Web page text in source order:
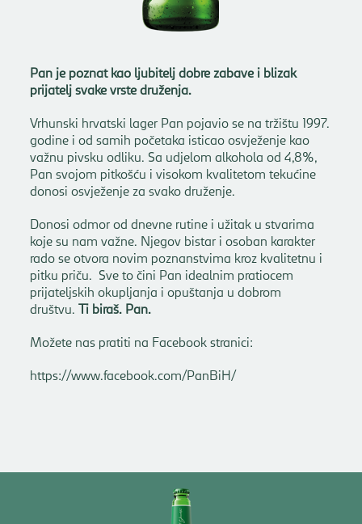
Pan je poznat kao ljubitelj dobre zabave i blizak
prijatelj svake vrste druženja.
Vrhunski hrvatski lager Pan pojavio se na tržištu 1997.
godine i od samih početaka isticao osvježenje kao
važnu pivsku odliku. Sa udjelom alkohola od 4,8%,
Pan svojom pitkošću i visokom kvalitetom tekućine
donosi osvježenje za svako druženje.
Donosi odmor od dnevne rutine i užitak u stvarima
koje su nam važne. Njegov bistar i osoban karakter
rado se otvora novim poznanstvima kroz kvalitetnu i
pitku priču. Sve to čini Pan idealnim pratiocem
prijateljskih okupljanja i opuštanja u dobrom
društvu.Ti biraš. Pan.
Možete nas pratiti na Facebook stranici:
https://www.facebook.com/PanBiH/